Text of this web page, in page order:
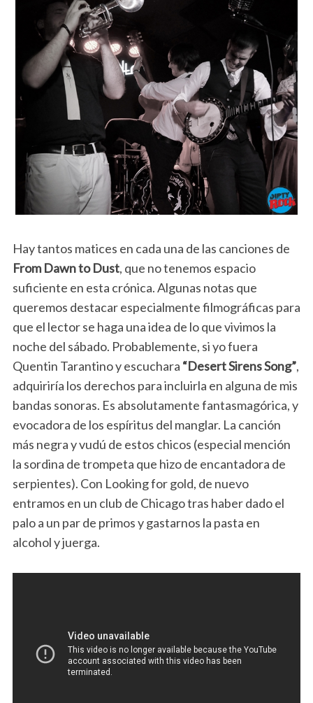
Hay tantos matices en cada una de las canciones de
From Dawn to Dust, que no tenemos espacio
suficiente en esta crónica. Algunas notas que
queremos destacar especialmente filmográficas para
que el lector se haga una idea de lo que vivimos la
noche del sábado. Probablemente, si yo fuera
Quentin Tarantino y escuchara “Desert Sirens Song”,
adquiriría los derechos para incluirla en alguna de mis
bandas sonoras. Es absolutamente fantasmagórica, y
evocadora de los espíritus del manglar. La canción
más negra y vudú de estos chicos (especial mención
la sordina de trompeta que hizo de encantadora de
serpientes). Con Looking for gold, de nuevo
entramos en un club de Chicago tras haber dado el
palo a un par de primos y gastarnos la pasta en
alcohol y juerga.